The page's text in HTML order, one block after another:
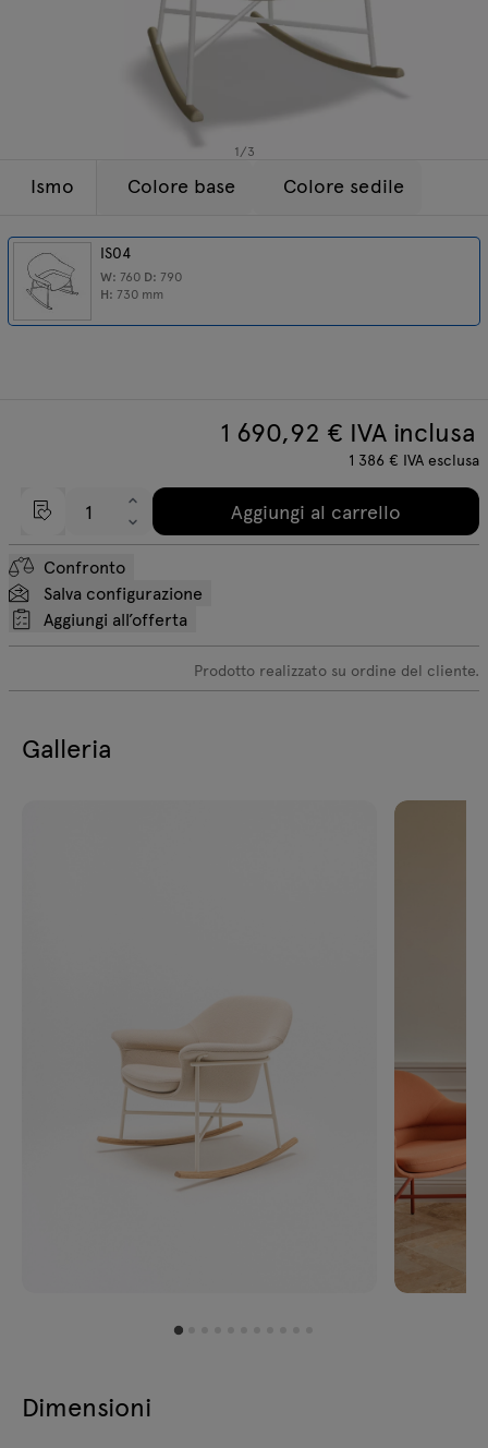
1/3
Ismo
IS04
W: 760 D: 790
H: 730 mm
Colore base Colore sedile
1 690,92 € IVA inclusa
1 386 € IVA esclusa
Aggiungi al carrello
Confronto
Salva configurazione
Aggiungi all’offerta
Prodotto realizzato su ordine del cliente.
Galleria
Dimensioni